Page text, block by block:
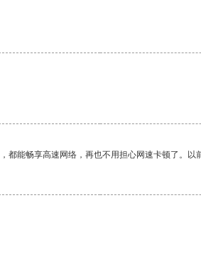
能畅享高速网络，再也不用担心网速卡顿了。